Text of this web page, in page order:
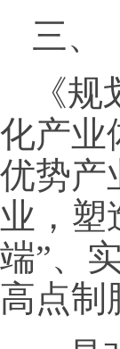
三、
《
化产业
优势产
业，塑
端”、
高点制